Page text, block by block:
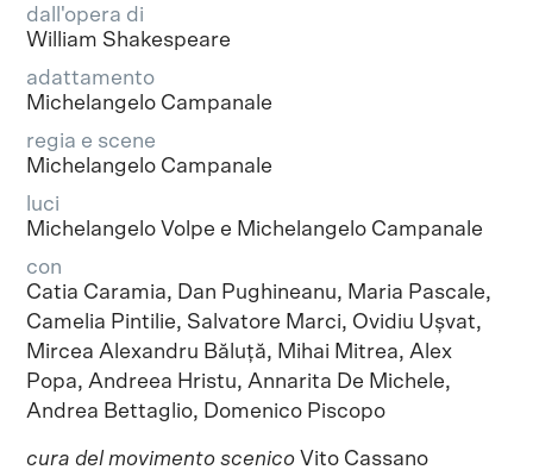
dall'opera di
William Shakespeare
adattamento
Michelangelo Campanale
regia e scene
Michelangelo Campanale
luci
Michelangelo Volpe e Michelangelo Campanale
con
Catia Caramia, Dan Pughineanu, Maria Pascale,
Camelia Pintilie, Salvatore Marci, Ovidiu Ușvat,
Mircea Alexandru Băluță, Mihai Mitrea, Alex
Popa, Andreea Hristu, Annarita De Michele,
Andrea Bettaglio, Domenico Piscopo
cura del movimento scenico Vito Cassano